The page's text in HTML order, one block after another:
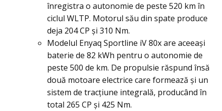
înregistra o autonomie de peste 520 km în
ciclul WLTP. Motorul său din spate produce
deja 204 CP şi 310 Nm.
Modelul Enyaq Sportline iV 80x are aceeaşi
baterie de 82 kWh pentru o autonomie de
peste 500 de km. De propulsie răspund însă
două motoare electrice care formează şi un
sistem de tracţiune integrală, producând în
total 265 CP şi 425 Nm.